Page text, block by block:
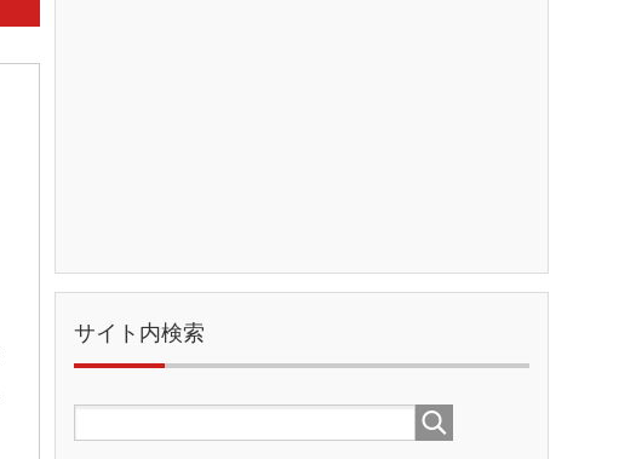
サイト内検索